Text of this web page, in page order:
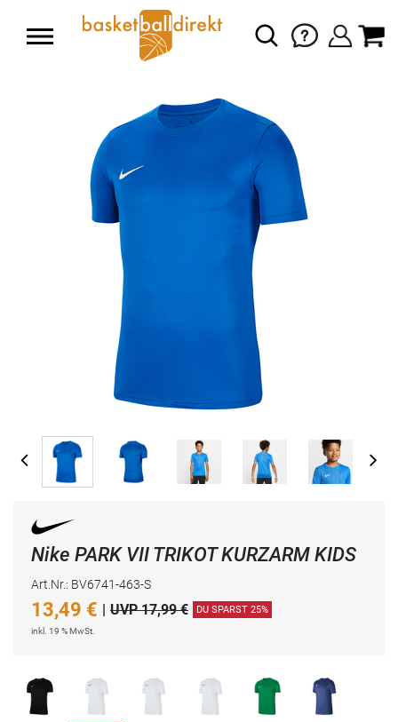
Nike PARK VII TRIKOT KURZARM KIDS
Art.Nr.: BV6741-463-S
13,49 € | UVP 17,99 € DU SPARST 25%
inkl. 19 % MwSt.